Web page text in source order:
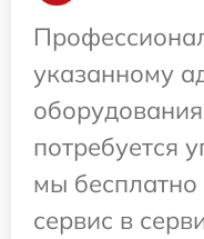
указанному
потребуется
мы бесплатно
сервис в